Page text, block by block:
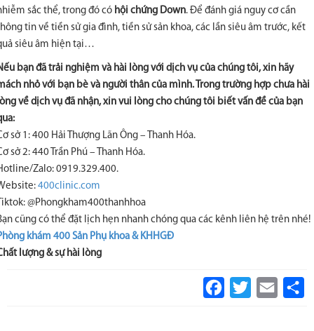
sắc thể, trong đó có hội chứng Down. Để đánh giá nguy cơ cần
tin về tiền sử gia đình, tiền sử sản khoa, các lần siêu âm trước, kết
siêu âm hiện tại…
bạn đã trải nghiệm và hài lòng với dịch vụ của chúng tôi, xin hãy
nhỏ với bạn bè và người thân của mình. Trong trường hợp chưa hài
về dịch vụ đã nhận, xin vui lòng cho chúng tôi biết vấn đề của bạn
sở 1: 400 Hải Thượng Lãn Ông – Thanh Hóa.
sở 2: 440 Trần Phú – Thanh Hóa.
Zalo: 0919.329.400.
400clinic.com
@Phongkham400thanhhoa
cũng có thể đặt lịch hẹn nhanh chóng qua các kênh liên hệ trên nhé!
khám 400 Sản Phụ khoa & KHHGĐ
lượng & sự hài lòng
Facebook
Twitter Email